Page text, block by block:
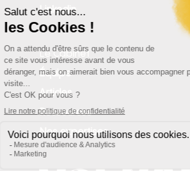
Linkedin
Le Cabinet
Équipe
Articles
Ressources
Nos expertises